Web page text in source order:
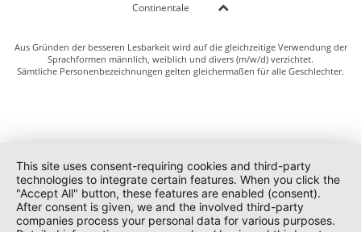
Continentale
Aus Gründen der besseren Lesbarkeit wird auf die gleichzeitige Verwendung der
Sprachformen männlich, weiblich und divers (m/w/d) verzichtet.
Sämtliche Personenbezeichnungen gelten gleichermaßen für alle Geschlechter.
This site uses consent-requiring cookies and third-party
technologies to integrate certain features. When you click the
"Accept All" button, these features are enabled (consent).
After consent is given, we and the involved third-party
companies process your personal data for various purposes.